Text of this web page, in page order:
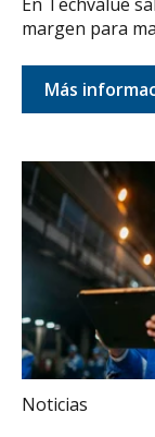
margen para
Más
Noticias